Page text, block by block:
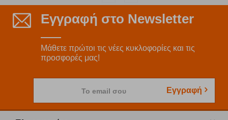
Εγγραφή στο Newsletter
Μάθετε πρώτοι τις νέες κυκλοφορίες και τις
προσφορές μας!
Το email σου Εγγραφή